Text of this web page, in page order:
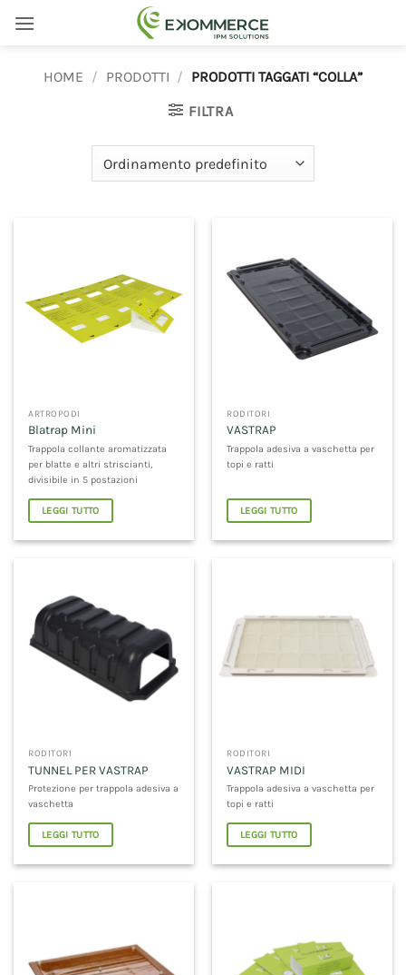
HOME / PRODOTTI / PRODOTTI TAGGATI “COLLA”
FILTRA
ARTROPODI
Blatrap Mini
Trappola collante aromatizzata
per blatte e altri striscianti,
divisibile in 5 postazioni
LEGGI TUTTO
RODITORI
VASTRAP
Trappola adesiva a vaschetta per
topi e ratti
LEGGI TUTTO
RODITORI
TUNNEL PER VASTRAP
Protezione per trappola adesiva a
vaschetta
LEGGI TUTTO
RODITORI
VASTRAP MIDI
Trappola adesiva a vaschetta per
topi e ratti
LEGGI TUTTO